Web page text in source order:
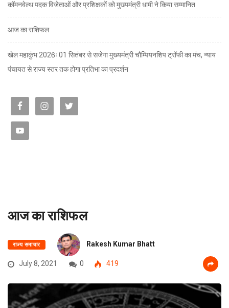
कॉमनवेल्थ पदक विजेताओं और प्रशिक्षकों को मुख्यमंत्री धामी ने किया सम्मानित
आज का राशिफल
खेल महाकुंभ 2026ः 01 सितंबर से सजेगा मुख्यमंत्री चौम्पियनशिप ट्रॉफी का मंच, न्याय
पंचायत से राज्य स्तर तक होगा प्रतिभा का प्रदर्शन
आज का राशिफल
राज्य समाचार Rakesh Kumar Bhatt
July 8, 2021 0 419